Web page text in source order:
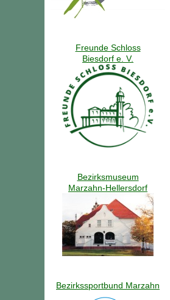
Freunde Schloss
Biesdorf e. V.
Bezirksmuseum
Marzahn-Hellersdorf
Bezirkssportbund Marzahn